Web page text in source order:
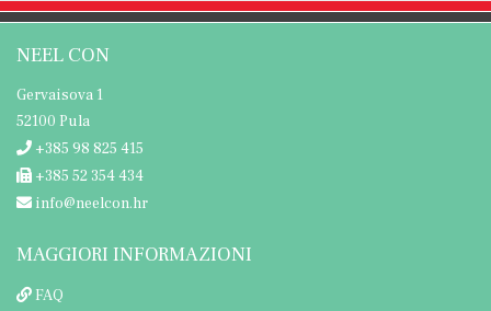
NEEL CON
Gervaisova 1
52100 Pula
+385 98 825 415
+385 52 354 434
info@neelcon.hr
MAGGIORI INFORMAZIONI
FAQ